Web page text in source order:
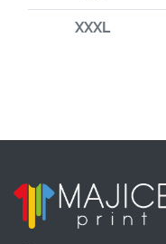
XXXL